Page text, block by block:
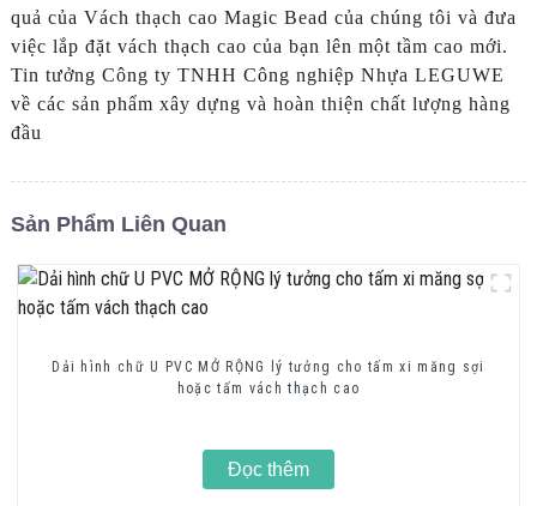
quả của Vách thạch cao Magic Bead của chúng tôi và đưa
việc lắp đặt vách thạch cao của bạn lên một tầm cao mới.
Tin tưởng Công ty TNHH Công nghiệp Nhựa LEGUWE
về các sản phẩm xây dựng và hoàn thiện chất lượng hàng
đầu
Sản Phẩm Liên Quan
Dải hình chữ U PVC MỞ RỘNG lý tưởng cho tấm xi măng sợi
hoặc tấm vách thạch cao
Đọc thêm